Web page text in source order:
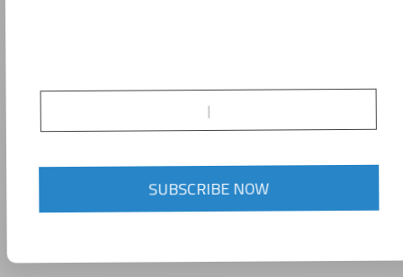
como pueden ser la erosión la lixiviación y
la descomposición de la materia orgánica.
SUBSCRIBE NOW